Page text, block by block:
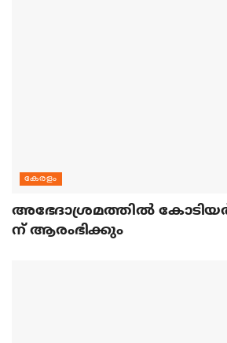
കേരളം
അഭേദാശ്രമത്തില്‍
ന് ആരംഭിക്കും